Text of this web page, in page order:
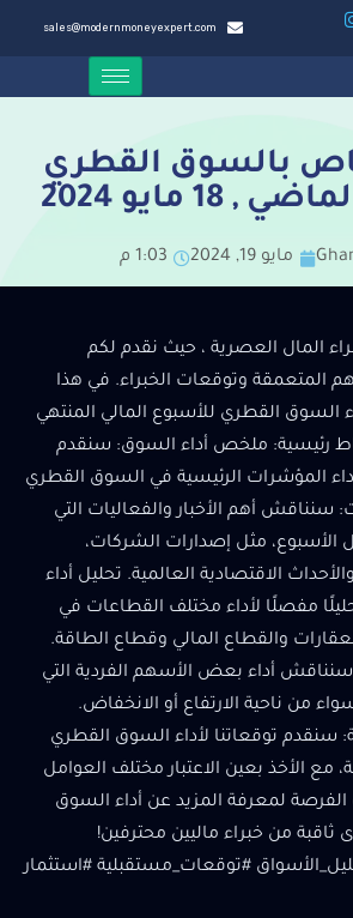
sales@modernmoneyexpert.com
بالسوق القطري
18 مايو 2024
مايو 19, 2024 1:03 م
المال العصرية ، حيث نقدم لكم
المتعمقة وتوقعات الخبراء. في هذا
السوق القطري للأسبوع المالي المنتهي
مايو 2024. نقاط رئيسية: ملخص أداء السوق: سنقدم
المؤشرات الرئيسية في السوق القطري
سنناقش أهم الأخبار والفعاليات التي
الأسبوع، مثل إصدارات الشركات،
الاقتصادية العالمية. تحليل أداء
مفصلًا لأداء مختلف القطاعات في
والقطاع المالي وقطاع الطاقة.
سنناقش أداء بعض الأسهم الفردية التي
من ناحية الارتفاع أو الانخفاض.
سنقدم توقعاتنا لأداء السوق القطري
مع الأخذ بعين الاعتبار مختلف العوامل
الفرصة لمعرفة المزيد عن أداء السوق
من خبراء ماليين محترفين!
#توقعات_مستقبلية #استثمار